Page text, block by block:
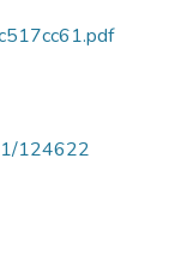
124622